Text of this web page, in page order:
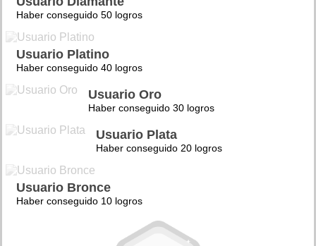
Haber conseguido 50 logros
Usuario Platino
Haber conseguido 40 logros
Usuario Oro
Haber conseguido 30 logros
Usuario Plata
Haber conseguido 20 logros
Usuario Bronce
Haber conseguido 10 logros